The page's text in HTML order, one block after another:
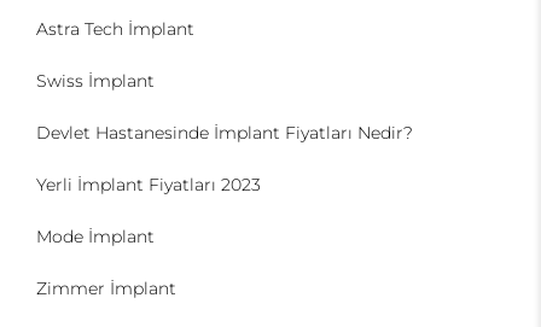
Astra Tech İmplant
Swiss İmplant
Devlet Hastanesinde İmplant Fiyatları Nedir?
Yerli İmplant Fiyatları 2023
Mode İmplant
Zimmer İmplant